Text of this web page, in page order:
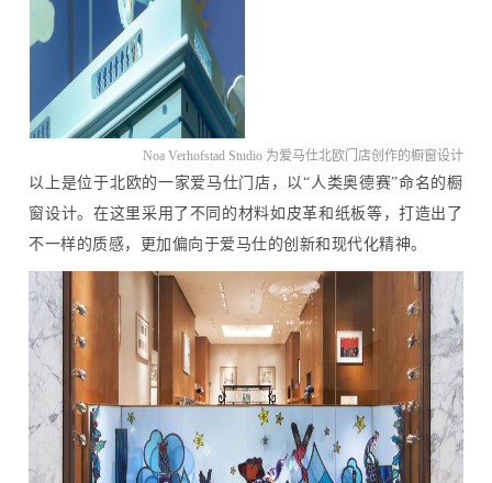
Noa Verhofstad Studio 为爱马仕北欧门店创作的橱窗设计
以上是位于北欧的一家爱马仕门店，以“人类奥德赛”命名的橱
窗设计。在这里采用了不同的材料如皮革和纸板等，打造出了
不一样的质感，更加偏向于爱马仕的创新和现代化精神。